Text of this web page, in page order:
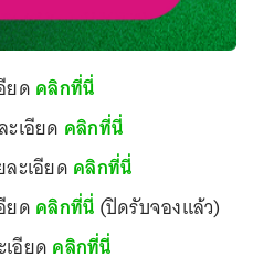
ยด คลิกที่นี่
ะเอียด คลิกที่นี่
ละเอียด คลิกที่นี่
ยด คลิกที่นี่ (ปิดรับจองแล้ว)
อียด คลิกที่นี่